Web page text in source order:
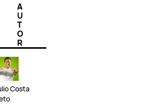
A
U
T
O
R
Costa